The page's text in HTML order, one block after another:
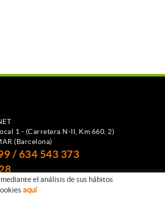
1 - (Carretera N-II, Km 660, 2)
(Barcelona)
/ 634 543 373
el análisis de sus hábitos
aquí